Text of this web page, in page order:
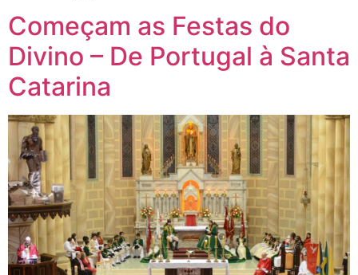
Começam as Festas do
Divino – De Portugal à Santa
Catarina